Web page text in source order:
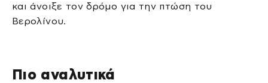
και άνοιξε τον δρόμο για την πτώση του
Βερολίνου.
Πιο αναλυτικά